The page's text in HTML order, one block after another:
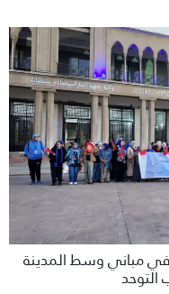
في مباني وسط المدينة
التوحد